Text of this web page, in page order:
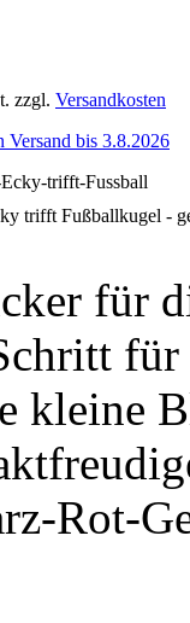
zzgl. Versandkosten
Versand bis 3.8.2026
trifft-Fussball
für
kleine
Rot-